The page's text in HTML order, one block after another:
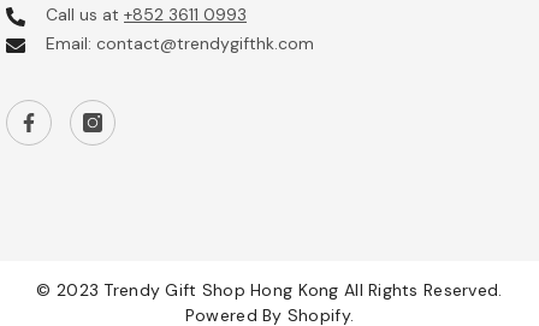
Call us at +852 3611 0993
Email: contact@trendygifthk.com
© 2023 Trendy Gift Shop Hong Kong All Rights Reserved.
Powered By Shopify.